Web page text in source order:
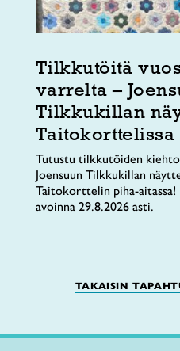
Tilkkutöitä
varrelta –
Tilkkukillan
Taitokorttelissa
Tutustu tilkkutöiden
Joensuun Tilkkukillan
Taitokorttelin piha-
avoinna 29.8.2026 asti.
TAKAISIN